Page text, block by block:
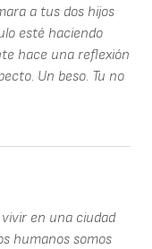
a tus dos hijos
esté haciendo
hace una reflexión
Un beso. Tu no
en una ciudad
humanos somos